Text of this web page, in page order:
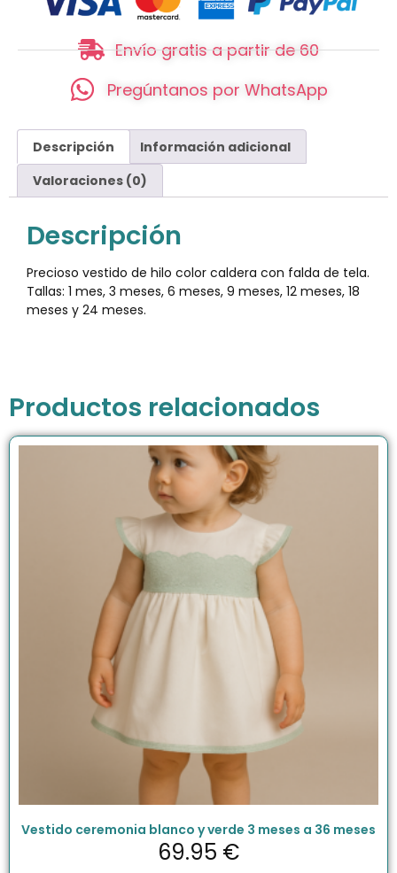
Envío gratis a partir de 60
Pregúntanos por WhatsApp
Descripción
Información adicional
Valoraciones (0)
Descripción
Precioso vestido de hilo color caldera con falda de tela.
Tallas: 1 mes, 3 meses, 6 meses, 9 meses, 12 meses, 18
meses y 24 meses.
Productos relacionados
Vestido ceremonia blanco y verde 3 meses a 36 meses
69.95 €